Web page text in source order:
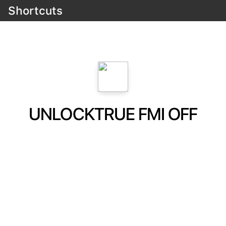
Shortcuts
UNLOCKTRUE FMI OFF